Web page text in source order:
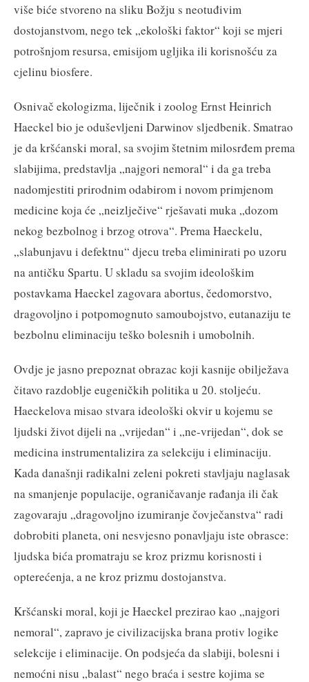
više biće stvoreno na sliku Božju s neotuđivim
dostojanstvom, nego tek „ekološki faktor“ koji se mjeri
potrošnjom resursa, emisijom ugljika ili korisnošću za
cjelinu biosfere.
Osnivač ekologizma, liječnik i zoolog Ernst Heinrich
Haeckel bio je oduševljeni Darwinov sljedbenik. Smatrao
je da kršćanski moral, sa svojim štetnim milosrđem prema
slabijima, predstavlja „najgori nemoral“ i da ga treba
nadomjestiti prirodnim odabirom i novom primjenom
medicine koja će „neizlječive“ rješavati muka „dozom
nekog bezbolnog i brzog otrova“. Prema Haeckelu,
„slabunjavu i defektnu“ djecu treba eliminirati po uzoru
na antičku Spartu. U skladu sa svojim ideološkim
postavkama Haeckel zagovara abortus, čedomorstvo,
dragovoljno i potpomognuto samoubojstvo, eutanaziju te
bezbolnu eliminaciju teško bolesnih i umobolnih.
Ovdje je jasno prepoznat obrazac koji kasnije obilježava
čitavo razdoblje eugeničkih politika u 20. stoljeću.
Haeckelova misao stvara ideološki okvir u kojemu se
ljudski život dijeli na „vrijedan“ i „ne-vrijedan“, dok se
medicina instrumentalizira za selekciju i eliminaciju.
Kada današnji radikalni zeleni pokreti stavljaju naglasak
na smanjenje populacije, ograničavanje rađanja ili čak
zagovaraju „dragovoljno izumiranje čovječanstva“ radi
dobrobiti planeta, oni nesvjesno ponavljaju iste obrasce:
ljudska bića promatraju se kroz prizmu korisnosti i
opterećenja, a ne kroz prizmu dostojanstva.
Kršćanski moral, koji je Haeckel prezirao kao „najgori
nemoral“, zapravo je civilizacijska brana protiv logike
selekcije i eliminacije. On podsjeća da slabiji, bolesni i
nemoćni nisu „balast“ nego braća i sestre kojima se